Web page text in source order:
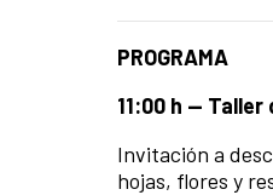
PROGRAMA
11:00 h —
Invitación a
hojas, flores y